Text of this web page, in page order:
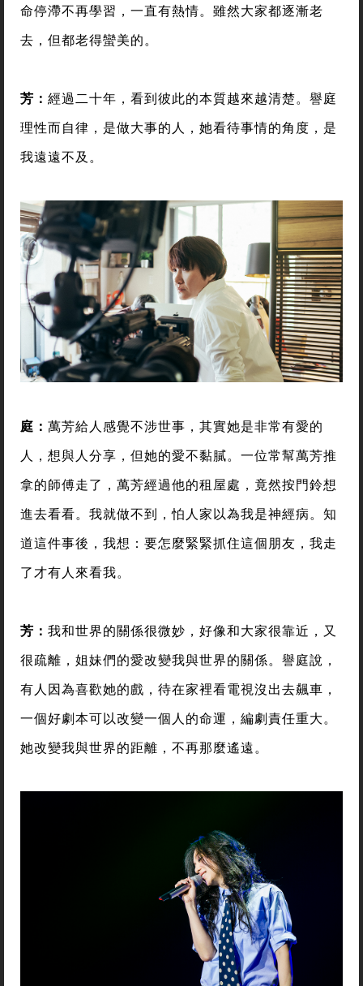
命停滯不再學習，一直有熱情。雖然大家都逐漸老
去，但都老得蠻美的。
芳： 經過二十年，看到彼此的本質越來越清楚。譽庭
理性而自律，是做大事的人，她看待事情的角度，是
我遠遠不及。
庭： 萬芳給人感覺不涉世事，其實她是非常有愛的
人，想與人分享，但她的愛不黏膩。一位常幫萬芳推
拿的師傅走了，萬芳經過他的租屋處，竟然按門鈴想
進去看看。我就做不到，怕人家以為我是神經病。知
道這件事後，我想：要怎麼緊緊抓住這個朋友，我走
了才有人來看我。
芳： 我和世界的關係很微妙，好像和大家很靠近，又
很疏離，姐妹們的愛改變我與世界的關係。譽庭說，
有人因為喜歡她的戲，待在家裡看電視沒出去飆車，
一個好劇本可以改變一個人的命運，編劇責任重大。
她改變我與世界的距離，不再那麼遙遠。